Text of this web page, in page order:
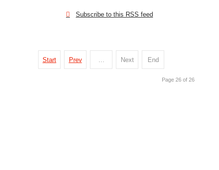
Subscribe to this RSS feed
Start Prev … Next End
Page 26 of 26